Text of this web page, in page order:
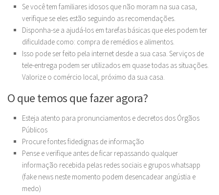
Se você tem familiares idosos que não moram na sua casa,
verifique se eles estão seguindo as recomendações.
Disponha-se a ajudá-los em tarefas básicas que eles podem ter
dificuldade como: compra de remédios e alimentos.
Isso pode ser feito pela internet desde a sua casa. Serviços de
tele-entrega podem ser utilizados em quase todas as situações.
Valorize o comércio local, próximo da sua casa.
O que temos que fazer agora?
Esteja atento para pronunciamentos e decretos dos Órgãos
Públicos
Procure fontes fidedignas de informação
Pense e verifique antes de ficar repassando qualquer
informação recebida pelas redes sociais e grupos whatsapp
(fake news neste momento podem desencadear angústia e
medo)